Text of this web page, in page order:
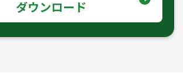
ダウンロード